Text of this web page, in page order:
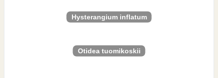
Hysterangium inflatum
Otidea tuomikoskii